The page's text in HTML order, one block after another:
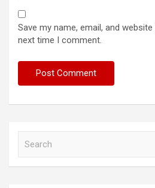
Save my name, email, and
next time I comment.